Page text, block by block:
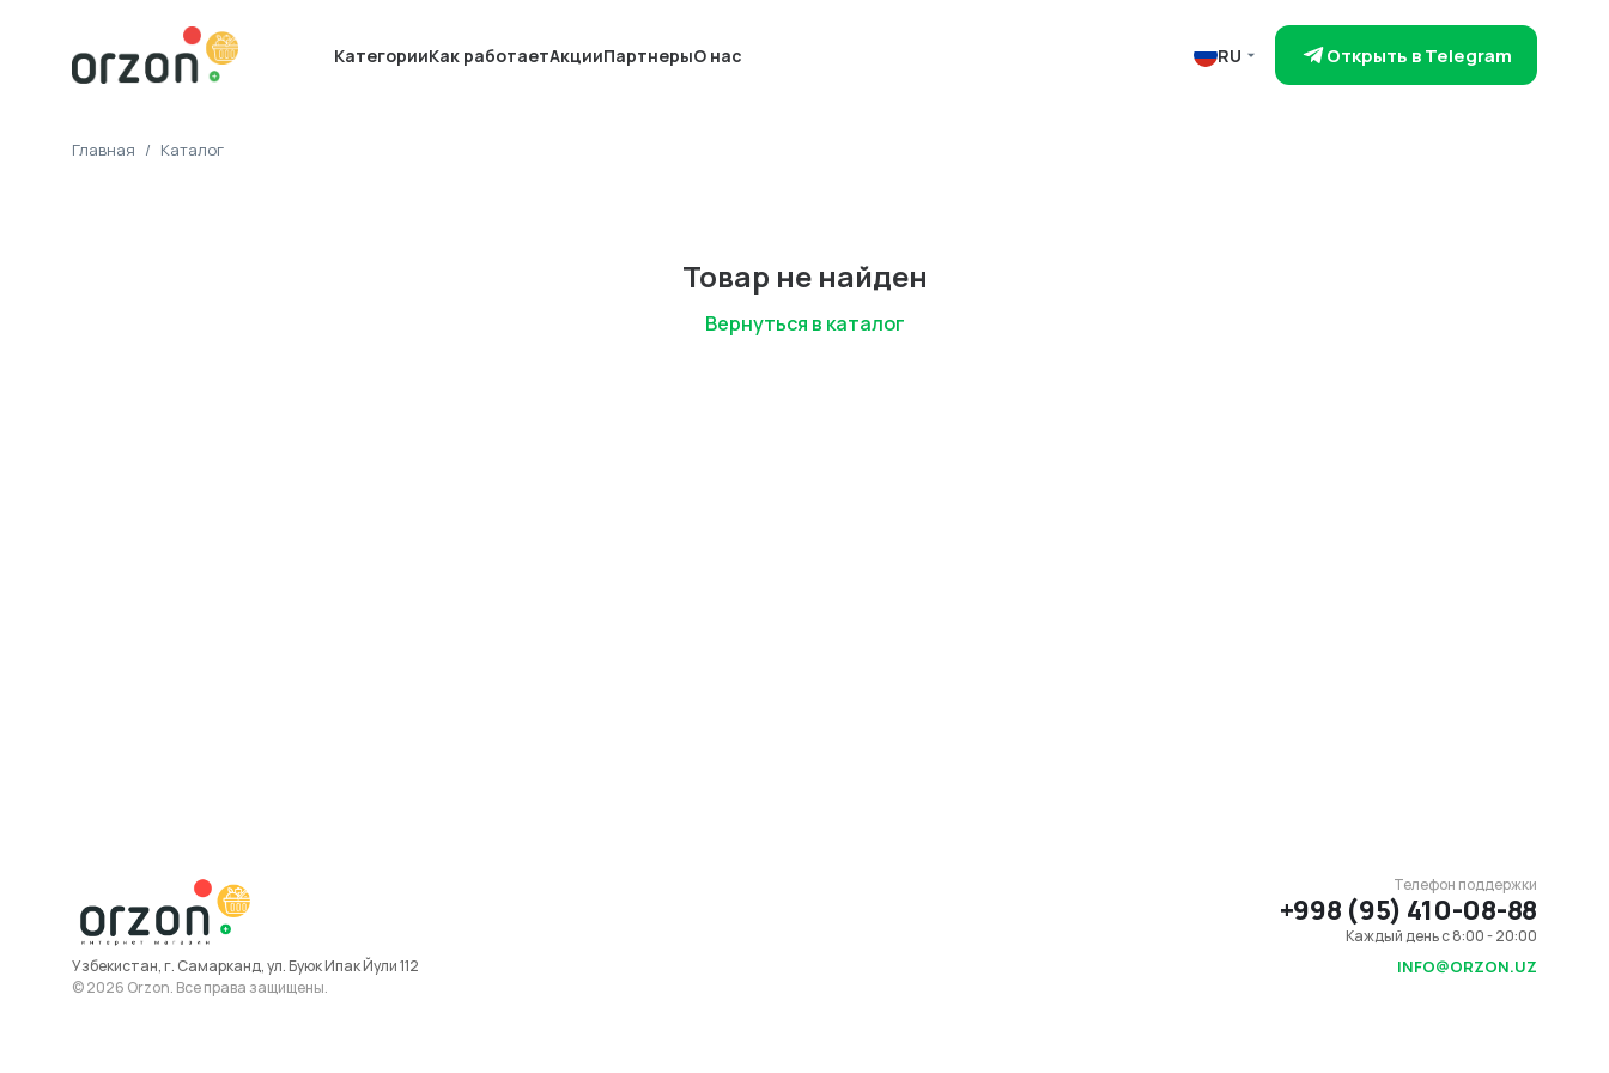
КатегорииКак работаетАкцииПартнерыО нас RU Открыть в Telegram
Главная / Каталог
Товар не найден
Вернуться в каталог
Узбекистан, г. Самарканд, ул. Буюк Ипак Йули 112
© 2026 Orzon. Все права защищены.
Телефон поддержки
+998 (95) 410-08-88
Каждый день с 8:00 - 20:00
INFO@ORZON.UZ